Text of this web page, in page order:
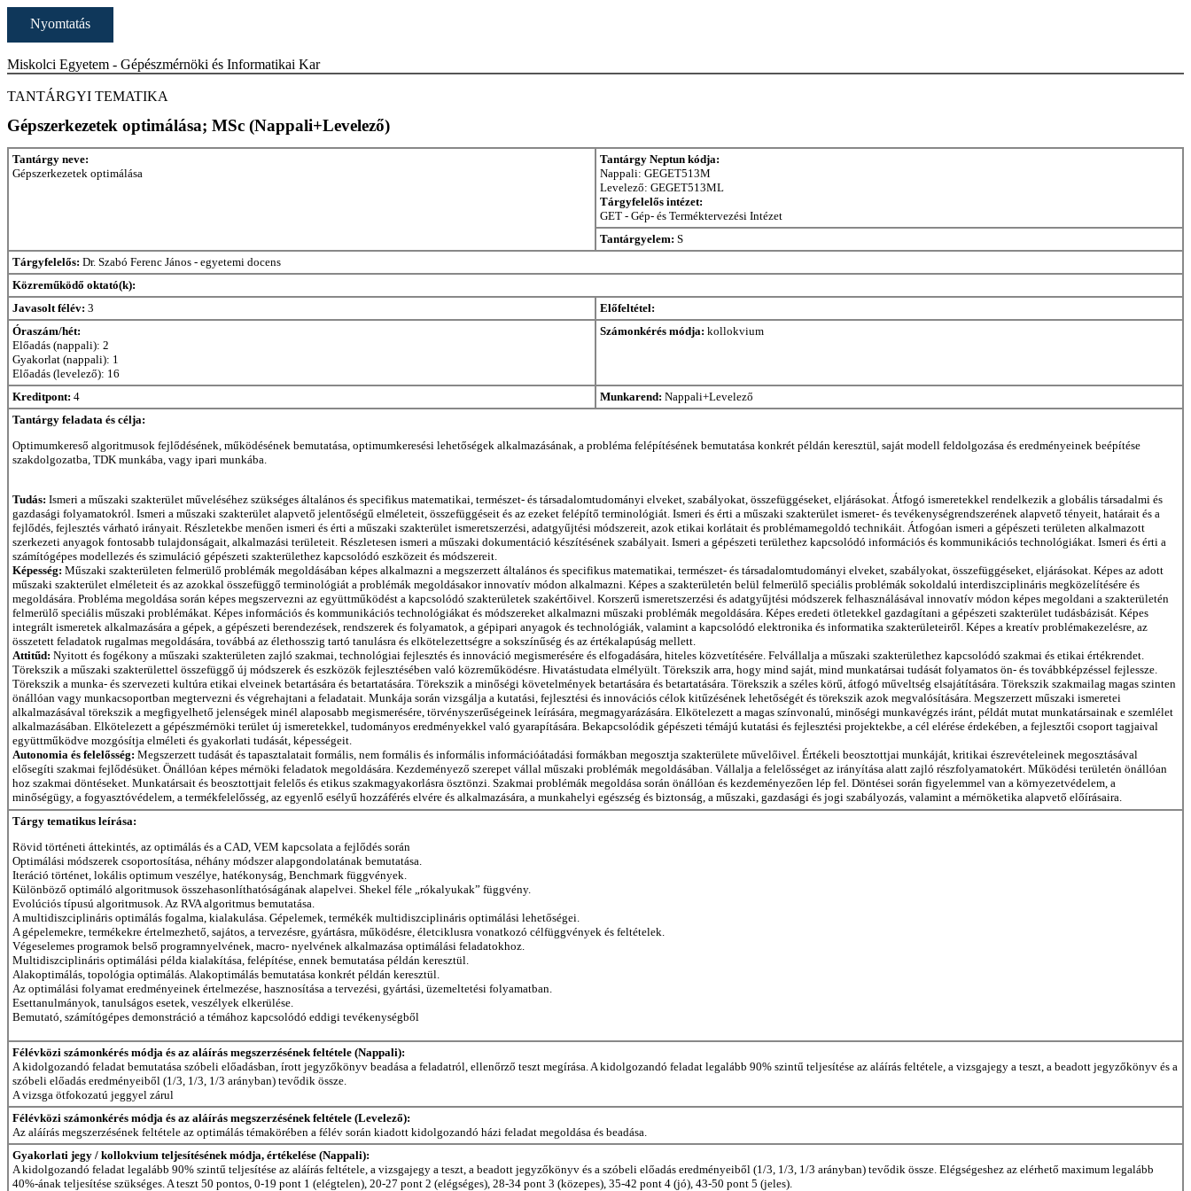
Nyomtatás
Miskolci Egyetem - Gépészmérnöki és Informatikai Kar
TANTÁRGYI TEMATIKA
Gépszerkezetek optimálása; MSc (Nappali+Levelező)
Tantárgy neve:
Gépszerkezetek optimálása
Tantárgy Neptun kódja:
Nappali: GEGET513M
Levelező: GEGET513ML
Tárgyfelelős intézet:
GET - Gép- és Terméktervezési Intézet
Tantárgyelem: S
Tárgyfelelős: Dr. Szabó Ferenc János - egyetemi docens
Közreműködő oktató(k):
Javasolt félév: 3
Előfeltétel:
Óraszám/hét:
Előadás (nappali): 2
Gyakorlat (nappali): 1
Előadás (levelező): 16
Számonkérés módja: kollokvium
Kreditpont: 4 Munkarend: Nappali+Levelező
Tantárgy feladata és célja:
Optimumkereső algoritmusok fejlődésének, működésének bemutatása, optimumkeresési lehetőségek alkalmazásának, a probléma felépítésének bemutatása konkrét példán keresztül, saját modell feldolgozása és eredményeinek beépítése
szakdolgozatba, TDK munkába, vagy ipari munkába.
Tudás: Ismeri a műszaki szakterület műveléséhez szükséges általános és specifikus matematikai, természet- és társadalomtudományi elveket, szabályokat, összefüggéseket, eljárásokat. Átfogó ismeretekkel rendelkezik a globális társadalmi és
gazdasági folyamatokról. Ismeri a műszaki szakterület alapvető jelentőségű elméleteit, összefüggéseit és az ezeket felépítő terminológiát. Ismeri és érti a műszaki szakterület ismeret- és tevékenységrendszerének alapvető tényeit, határait és a
fejlődés, fejlesztés várható irányait. Részletekbe menően ismeri és érti a műszaki szakterület ismeretszerzési, adatgyűjtési módszereit, azok etikai korlátait és problémamegoldó technikáit. Átfogóan ismeri a gépészeti területen alkalmazott
szerkezeti anyagok fontosabb tulajdonságait, alkalmazási területeit. Részletesen ismeri a műszaki dokumentáció készítésének szabályait. Ismeri a gépészeti területhez kapcsolódó információs és kommunikációs technológiákat. Ismeri és érti a
számítógépes modellezés és szimuláció gépészeti szakterülethez kapcsolódó eszközeit és módszereit.
Képesség: Műszaki szakterületen felmerülő problémák megoldásában képes alkalmazni a megszerzett általános és specifikus matematikai, természet- és társadalomtudományi elveket, szabályokat, összefüggéseket, eljárásokat. Képes az adott
műszaki szakterület elméleteit és az azokkal összefüggő terminológiát a problémák megoldásakor innovatív módon alkalmazni. Képes a szakterületén belül felmerülő speciális problémák sokoldalú interdiszciplináris megközelítésére és
megoldására. Probléma megoldása során képes megszervezni az együttműködést a kapcsolódó szakterületek szakértőivel. Korszerű ismeretszerzési és adatgyűjtési módszerek felhasználásával innovatív módon képes megoldani a szakterületén
felmerülő speciális műszaki problémákat. Képes információs és kommunikációs technológiákat és módszereket alkalmazni műszaki problémák megoldására. Képes eredeti ötletekkel gazdagítani a gépészeti szakterület tudásbázisát. Képes
integrált ismeretek alkalmazására a gépek, a gépészeti berendezések, rendszerek és folyamatok, a gépipari anyagok és technológiák, valamint a kapcsolódó elektronika és informatika szakterületeiről. Képes a kreatív problémakezelésre, az
összetett feladatok rugalmas megoldására, továbbá az élethosszig tartó tanulásra és elkötelezettségre a sokszínűség és az értékalapúság mellett.
Attitűd: Nyitott és fogékony a műszaki szakterületen zajló szakmai, technológiai fejlesztés és innováció megismerésére és elfogadására, hiteles közvetítésére. Felvállalja a műszaki szakterülethez kapcsolódó szakmai és etikai értékrendet.
Törekszik a műszaki szakterülettel összefüggő új módszerek és eszközök fejlesztésében való közreműködésre. Hivatástudata elmélyült. Törekszik arra, hogy mind saját, mind munkatársai tudását folyamatos ön- és továbbképzéssel fejlessze.
Törekszik a munka- és szervezeti kultúra etikai elveinek betartására és betartatására. Törekszik a minőségi követelmények betartására és betartatására. Törekszik a széles körű, átfogó műveltség elsajátítására. Törekszik szakmailag magas szinten
önállóan vagy munkacsoportban megtervezni és végrehajtani a feladatait. Munkája során vizsgálja a kutatási, fejlesztési és innovációs célok kitűzésének lehetőségét és törekszik azok megvalósítására. Megszerzett műszaki ismeretei
alkalmazásával törekszik a megfigyelhető jelenségek minél alaposabb megismerésére, törvényszerűségeinek leírására, megmagyarázására. Elkötelezett a magas színvonalú, minőségi munkavégzés iránt, példát mutat munkatársainak e szemlélet
alkalmazásában. Elkötelezett a gépészmérnöki terület új ismeretekkel, tudományos eredményekkel való gyarapítására. Bekapcsolódik gépészeti témájú kutatási és fejlesztési projektekbe, a cél elérése érdekében, a fejlesztői csoport tagjaival
együttműködve mozgósítja elméleti és gyakorlati tudását, képességeit.
Autonomia és felelősség: Megszerzett tudását és tapasztalatait formális, nem formális és informális információátadási formákban megosztja szakterülete művelőivel. Értékeli beosztottjai munkáját, kritikai észrevételeinek megosztásával
elősegíti szakmai fejlődésüket. Önállóan képes mérnöki feladatok megoldására. Kezdeményező szerepet vállal műszaki problémák megoldásában. Vállalja a felelősséget az irányítása alatt zajló részfolyamatokért. Működési területén önállóan
hoz szakmai döntéseket. Munkatársait és beosztottjait felelős és etikus szakmagyakorlásra ösztönzi. Szakmai problémák megoldása során önállóan és kezdeményezően lép fel. Döntései során figyelemmel van a környezetvédelem, a
minőségügy, a fogyasztóvédelem, a termékfelelősség, az egyenlő esélyű hozzáférés elvére és alkalmazására, a munkahelyi egészség és biztonság, a műszaki, gazdasági és jogi szabályozás, valamint a mérnöketika alapvető előírásaira.
Tárgy tematikus leírása:
Rövid történeti áttekintés, az optimálás és a CAD, VEM kapcsolata a fejlődés során
Optimálási módszerek csoportosítása, néhány módszer alapgondolatának bemutatása.
Iteráció történet, lokális optimum veszélye, hatékonyság, Benchmark függvények.
Különböző optimáló algoritmusok összehasonlíthatóságának alapelvei. Shekel féle „rókalyukak” függvény.
Evolúciós típusú algoritmusok. Az RVA algoritmus bemutatása.
A multidiszciplináris optimálás fogalma, kialakulása. Gépelemek, termékék multidiszciplináris optimálási lehetőségei.
A gépelemekre, termékekre értelmezhető, sajátos, a tervezésre, gyártásra, működésre, életciklusra vonatkozó célfüggvények és feltételek.
Végeselemes programok belső programnyelvének, macro- nyelvének alkalmazása optimálási feladatokhoz.
Multidiszciplináris optimálási példa kialakítása, felépítése, ennek bemutatása példán keresztül.
Alakoptimálás, topológia optimálás. Alakoptimálás bemutatása konkrét példán keresztül.
Az optimálási folyamat eredményeinek értelmezése, hasznosítása a tervezési, gyártási, üzemeltetési folyamatban.
Esettanulmányok, tanulságos esetek, veszélyek elkerülése.
Bemutató, számítógépes demonstráció a témához kapcsolódó eddigi tevékenységből
Félévközi számonkérés módja és az aláírás megszerzésének feltétele (Nappali):
A kidolgozandó feladat bemutatása szóbeli előadásban, írott jegyzőkönyv beadása a feladatról, ellenőrző teszt megírása. A kidolgozandó feladat legalább 90% szintű teljesítése az aláírás feltétele, a vizsgajegy a teszt, a beadott jegyzőkönyv és a
szóbeli előadás eredményeiből (1/3, 1/3, 1/3 arányban) tevődik össze.
A vizsga ötfokozatú jeggyel zárul
Félévközi számonkérés módja és az aláírás megszerzésének feltétele (Levelező):
Az aláírás megszerzésének feltétele az optimálás témakörében a félév során kiadott kidolgozandó házi feladat megoldása és beadása.
Gyakorlati jegy / kollokvium teljesítésének módja, értékelése (Nappali):
A kidolgozandó feladat legalább 90% szintű teljesítése az aláírás feltétele, a vizsgajegy a teszt, a beadott jegyzőkönyv és a szóbeli előadás eredményeiből (1/3, 1/3, 1/3 arányban) tevődik össze. Elégségeshez az elérhető maximum legalább
40%-ának teljesítése szükséges. A teszt 50 pontos, 0-19 pont 1 (elégtelen), 20-27 pont 2 (elégséges), 28-34 pont 3 (közepes), 35-42 pont 4 (jó), 43-50 pont 5 (jeles).